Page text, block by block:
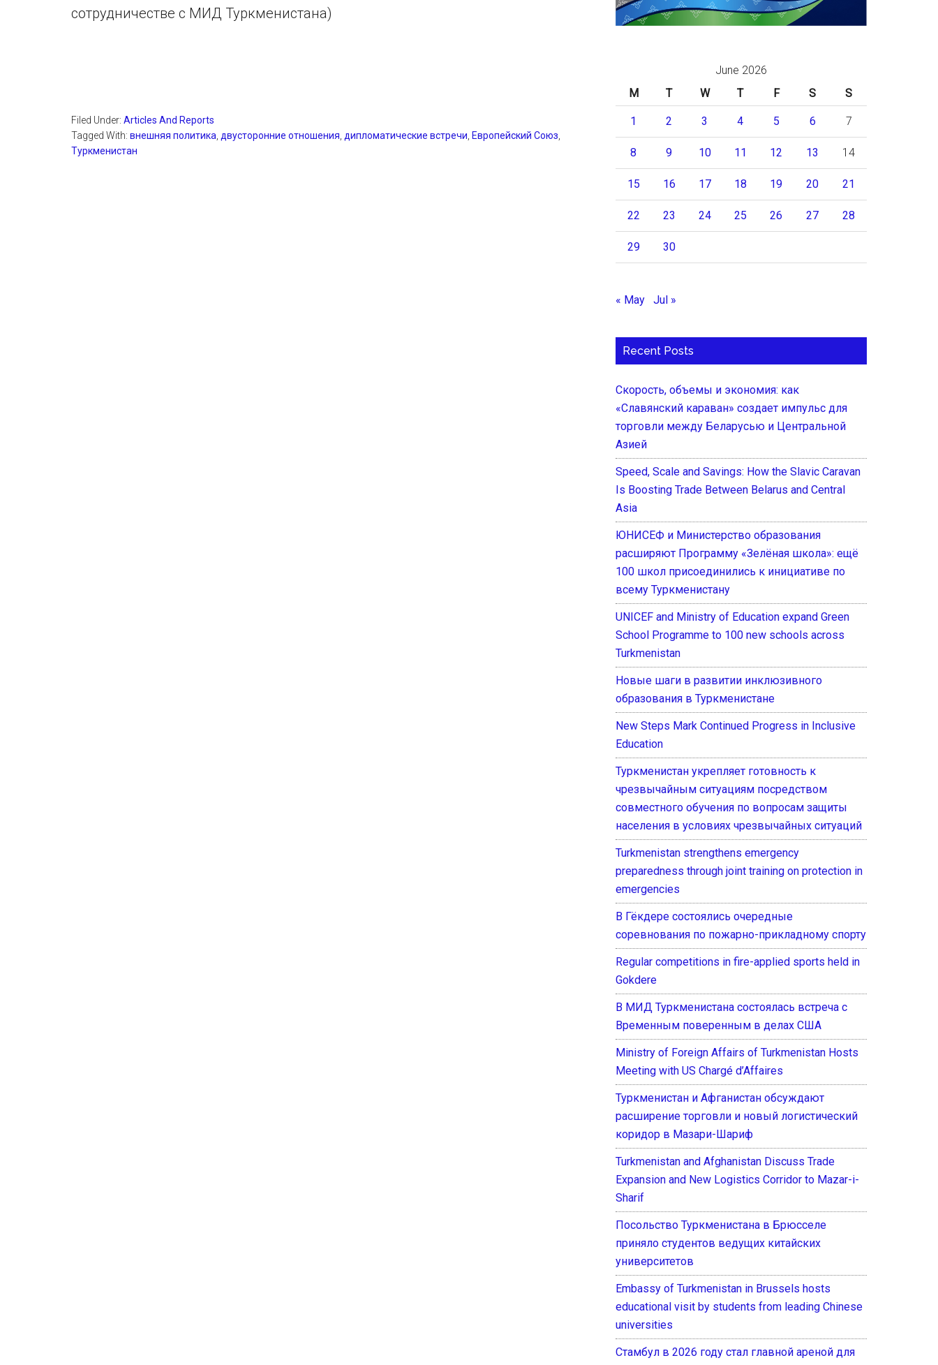
сотрудничестве с МИД Туркменистана)
Filed Under: Articles And Reports
Tagged With: внешняя политика двусторонние отношения дипломатические встречи Европейский Союз
Туркменистан
June 2026
M
T W T F S S
1 2 3 4 5 6 7
8 9 10 11 12 13 14
15 16 17 18 19 20 21
22 23 24 25 26 27 28
29 30
« May Jul »
Recent Posts
Скорость, объемы и экономия: как
«Славянский караван» создает импульс для
торговли между Беларусью и Центральной
Азией
Speed, Scale and Savings: How the Slavic Caravan
Is Boosting Trade Between Belarus and Central
Asia
ЮНИСЕФ и Министерство образования
расширяют Программу «Зелёная школа»: ещё
100 школ присоединились к инициативе по
всему Туркменистану
UNICEF and Ministry of Education expand Green
School Programme to 100 new schools across
Turkmenistan
Новые шаги в развитии инклюзивного
образования в Туркменистане
New Steps Mark Continued Progress in Inclusive
Education
Туркменистан укрепляет готовность к
чрезвычайным ситуациям посредством
совместного обучения по вопросам защиты
населения в условиях чрезвычайных ситуаций
Turkmenistan strengthens emergency
preparedness through joint training on protection in
emergencies
В Гёкдере состоялись очередные
соревнования по пожарно-прикладному спорту
Regular competitions in fire-applied sports held in
Gokdere
В МИД Туркменистана состоялась встреча с
Временным поверенным в делах США
Ministry of Foreign Affairs of Turkmenistan Hosts
Meeting with US Chargé d’Affaires
Туркменистан и Афганистан обсуждают
расширение торговли и новый логистический
коридор в Мазари-Шариф
Turkmenistan and Afghanistan Discuss Trade
Expansion and New Logistics Corridor to Mazar-i-
Sharif
Посольство Туркменистана в Брюсселе
приняло студентов ведущих китайских
университетов
Embassy of Turkmenistan in Brussels hosts
educational visit by students from leading Chinese
universities
Стамбул в 2026 году стал главной ареной для